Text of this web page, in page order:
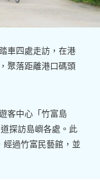
車四處走訪，在港
聚落距離港口碼頭
客中心「竹富島
探訪島嶼各處。此
過竹富民藝館，並